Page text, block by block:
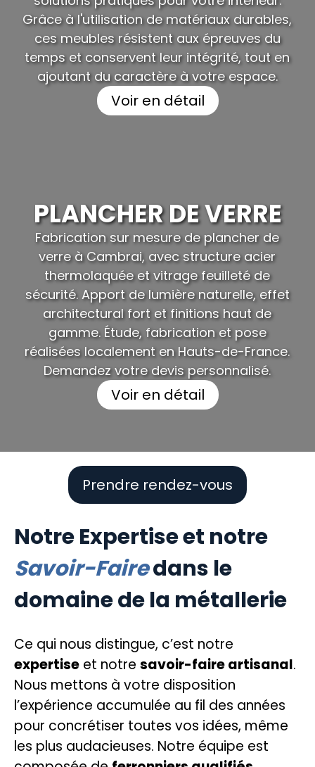
Grâce à l'utilisation de matériaux durables,
ces meubles résistent aux épreuves du
temps et conservent leur intégrité, tout en
ajoutant du caractère à votre espace.
Voir en détail
PLANCHER DE VERRE
Fabrication sur mesure de plancher de
verre à Cambrai, avec structure acier
thermolaquée et vitrage feuilleté de
sécurité. Apport de lumière naturelle, effet
architectural fort et finitions haut de
gamme. Étude, fabrication et pose
réalisées localement en Hauts-de-France.
Demandez votre devis personnalisé.
Voir en détail
Prendre rendez-vous
Notre Expertise et notre
Savoir-Fairedans le
domaine de la métallerie
Ce qui nous distingue, c’est notre
expertise et notre savoir-faire artisanal.
Nous mettons à votre disposition
l’expérience accumulée au fil des années
pour concrétiser toutes vos idées, même
les plus audacieuses. Notre équipe est